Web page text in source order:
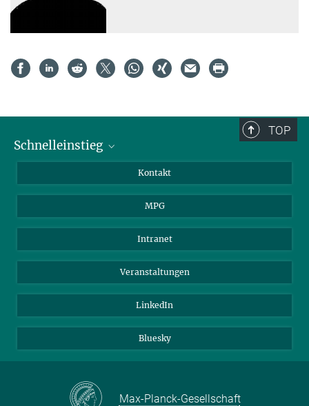
TOP
Schnelleinstieg
Wissenschaftler*innen
Studierende
Bewerber*innen
Kontakt
MPG
Intranet
Veranstaltungen
LinkedIn
Bluesky
Max-Planck-Gesellschaft